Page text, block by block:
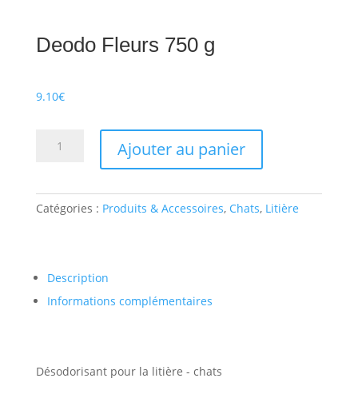
Deodo Fleurs 750 g
9.10€
Fleurs
750
Ajouter au panier
Catégories : Produits & Accessoires, Chats, Litière
Description
Informations complémentaires
Désodorisant pour la litière - chats